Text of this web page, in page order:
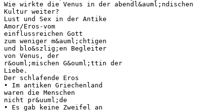
Wie wirkte die Venus in der abendl&auml;ndischen
Kultur weiter?
Lust und Sex in der Antike
Amor/Eros-vom
einflussreichen Gott
zum weniger m&auml;chtigen
und blo&szlig;en Begleiter
von Venus, der
r&ouml;mischen G&ouml;ttin der
Liebe.
Der schlafende Eros
• Im antiken Griechenland
waren die Menschen
nicht pr&uuml;de
• Es gab keine Zweifel an